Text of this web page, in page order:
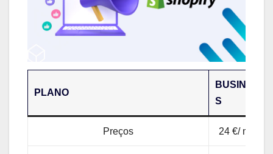
PLANO
BUSINES
S
Preços 24 €/ mês